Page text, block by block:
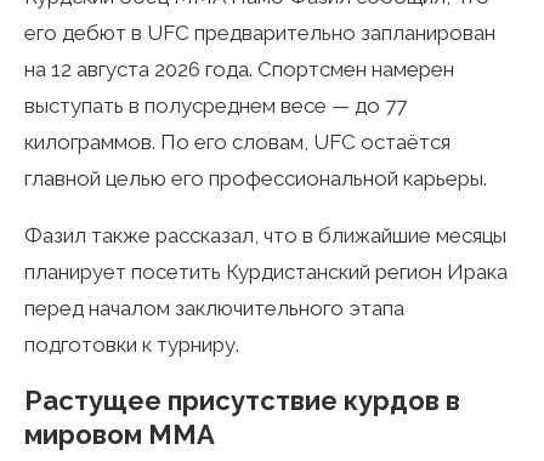
его дебют в UFC предварительно запланирован
на 12 августа 2026 года. Спортсмен намерен
выступать в полусреднем весе — до 77
килограммов. По его словам, UFC остаётся
главной целью его профессиональной карьеры.
Фазил также рассказал, что в ближайшие месяцы
планирует посетить Курдистанский регион Ирака
перед началом заключительного этапа
подготовки к турниру.
Растущее присутствие курдов в
мировом ММА